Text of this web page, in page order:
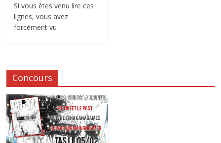
Si vous êtes venu lire ces
lignes, vous avez
forcément vu
Concours